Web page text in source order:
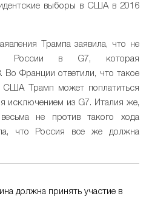
выборы в США в 2016
Трампа заявила, что не
России в G7, которая
Во Франции ответили, что такое
США Трамп может поплатиться
исключением из G7. Италия же,
не против такого хода
что Россия все же должна
должна принять участие в